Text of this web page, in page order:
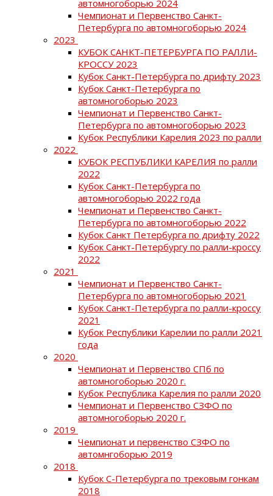
автомногоборью 2024
Чемпионат и Первенство Санкт-
Петербурга по автомногоборью 2024
2023
КУБОК САНКТ-ПЕТЕРБУРГА ПО РАЛЛИ-
КРОССУ 2023
Кубок Санкт-Петербурга по дрифту 2023
Кубок Санкт-Петербурга по
автомногоборью 2023
Чемпионат и Первенство Санкт-
Петербурга по автомногоборью 2023
Кубок Республики Карелия 2023 по ралли
2022
КУБОК РЕСПУБЛИКИ КАРЕЛИЯ по ралли
2022
Кубок Санкт-Петербурга по
автомногоборью 2022 года
Чемпионат и Первенство Санкт-
Петербурга по автомногоборью 2022
Кубок Санкт Петербурга по дрифту 2022
Кубок Санкт-Петербургу по ралли-кроссу
2022
2021
Чемпионат и Первенство Санкт-
Петербурга по автомногоборью 2021
Кубок Санкт-Петербурга по ралли-кроссу
2021
Кубок Республики Карелии по ралли 2021
года
2020
Чемпионат и Первенство СПб по
автомногоборью 2020 г.
Кубок Республика Карелия по ралли 2020
Чемпионат и Первенство СЗФО по
автомногоборью 2020 г.
2019
Чемпионат и первенство СЗФО по
автомнгоборью 2019
2018
Кубок С-Петербурга по трековым гонкам
2018